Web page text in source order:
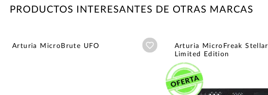
PRODUCTOS INTERESANTES DE OTRAS MARCAS
Arturia MicroBrute UFO Añadir a wishlist
Arturia MicroFreak Stellar
Limited Edition